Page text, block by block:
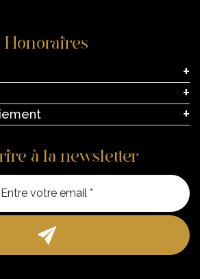
Honoraires
à la newsletter
Entre